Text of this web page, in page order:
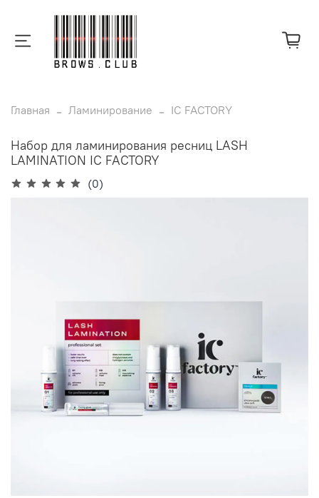
Главная Ламинирование IC FACTORY
Набор для ламинирования ресниц LASH
LAMINATION IC FACTORY
(0)